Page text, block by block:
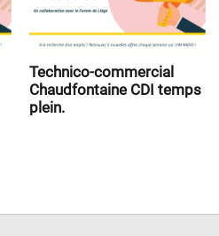
Technico-commercial
Chaudfontaine CDI temps
plein.